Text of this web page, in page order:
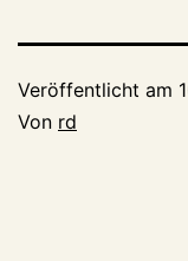
Veröffentlicht am
Von rd